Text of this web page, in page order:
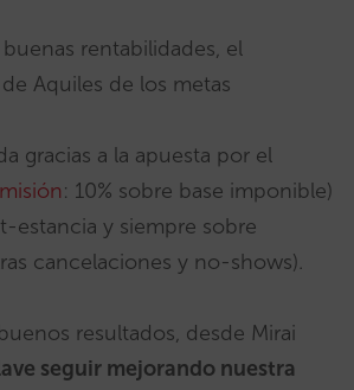
rentabilidades, el
Aquiles de los metas
gracias a la apuesta por el
: 10% sobre base imponible)
estancia y siempre sobre
cancelaciones y no-shows).
resultados, desde Mirai
seguir mejorando nuestra